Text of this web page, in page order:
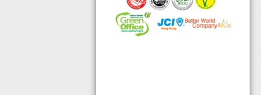
榮獲澳門廚皇協會頒發-我最喜愛的健
康飲品金獎
◆ TOTAL SWISS義工團體政府機構專